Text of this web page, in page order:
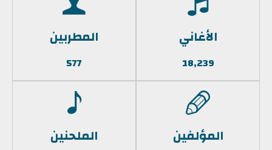
الأغاني
18,239
المطربين
577
المؤلفين الملحنين